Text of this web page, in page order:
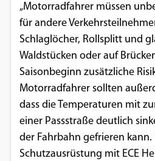
„Motorradfahrer müssen
für andere
Schlaglöcher, Rollsplitt und
Waldstücken oder auf
Saisonbeginn zusätzliche
Motorradfahrer sollten
dass die Temperaturen mit
einer Passstraße deutlich
der Fahrbahn gefrieren
Schutzausrüstung mit ECE